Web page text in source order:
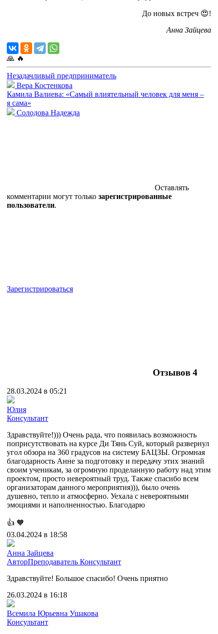
До новых встреч 😍!
Анна Зайцева
🙏 🔥
Незадачливый предприниматель
Вера Костенкова
Камила Валиева: «Самый влиятельный человек для меня –
я сама»
Солодова Надежда
Оставлять
комментарии могут только зарегистрированные
пользователи.
Зарегистрироваться
Отзывов 4
28.03.2024 в 05:21
Юлия
Консультант
Здравствуйте!))) Очень рада, что появилась возможность
поприсутствовать на курсе Ди Тянь Суй, который развернул
угол обзора на 360 градусов на систему БАЦЗЫ. Огромная
благодарность Анне за подготовку и передачу этих знаний
своим ученикам, за огромную проделанную работу над этим
проектом, просто невероятный труд. Также спасибо всем
организаторам данного мероприятия))), было очень
душевно, тепло и атмосферно. Уехала с невероятными
эмоциями и наполненностью. Благодарю
👍 🧡
03.04.2024 в 18:58
Анна Зайцева
АвторПреподаватель Консультант
Здравствуйте! Большое спасибо! Очень приятно
26.03.2024 в 16:18
Всемила Юрьевна Ушакова
Консультант